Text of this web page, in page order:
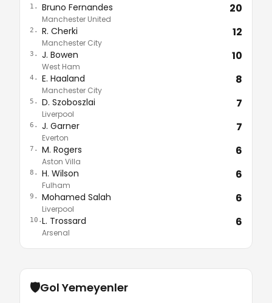
1. Bruno Fernandes
Manchester United
20
2. R. Cherki
Manchester City
12
3. J. Bowen
West Ham
10
4. E. Haaland
Manchester City
8
5. D. Szoboszlai
Liverpool
7
6. J. Garner
Everton
7
7. M. Rogers
Aston Villa
6
8. H. Wilson
Fulham
6
9. Mohamed Salah
Liverpool
6
10.L. Trossard
Arsenal
6
🛡️Gol Yemeyenler